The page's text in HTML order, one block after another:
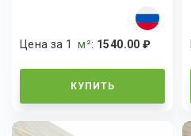
Цена за 1м²: 1540.00 ₽
КУПИТЬ